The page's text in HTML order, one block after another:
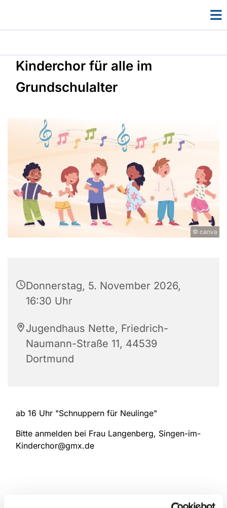
Kinderchor für alle im
Grundschulalter
© canva
Donnerstag, 5. November 2026,
16:30 Uhr
Jugendhaus Nette, Friedrich-
Naumann-Straße 11, 44539
Dortmund
ab 16 Uhr "Schnuppern für Neulinge"
Bitte anmelden bei Frau Langenberg, Singen-im-
Kinderchor@gmx.de